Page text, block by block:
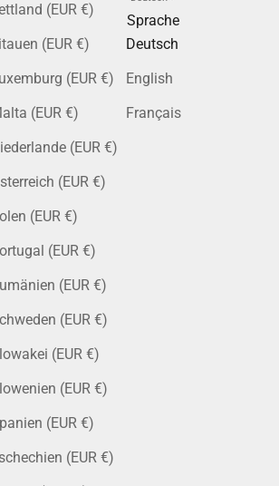
Lettland (EUR €)
Litauen (EUR €)
Luxemburg (EUR €)
Malta (EUR €)
Niederlande (EUR €)
Österreich (EUR €)
Polen (EUR €)
Portugal (EUR €)
Rumänien (EUR €)
Schweden (EUR €)
Slowakei (EUR €)
Slowenien (EUR €)
Spanien (EUR €)
Tschechien (EUR €)
Sprache
Deutsch
English
Français